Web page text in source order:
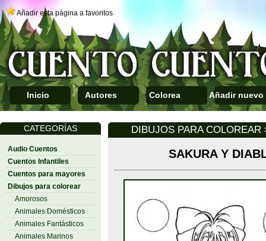
Añadir esta página a favoritos
Inicio Autores Colorea Añadir nuevo
CATEGORÍAS
Audio Cuentos
Cuentos Infantiles
Cuentos para mayores
Dibujos para colorear
Amorosos
Animales Domésticos
Animales Fantásticos
Animales Marinos
DIBUJOS PARA
SAKURA Y